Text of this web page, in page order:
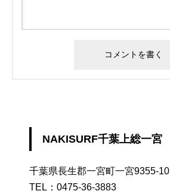
NAKISURF千葉上総一宮
千葉県長生郡一宮町一宮9355-10
TEL： 0475-36-3883